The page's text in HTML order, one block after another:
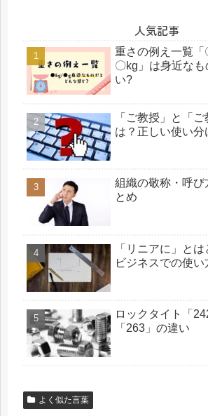
人気記事
重さの例え一覧「
〇kg」は身近な
い?
「ご教授」と「
は？正しい使い分
組織の敬称・呼び
とめ
「リニアに」と
ビジネスでの使い
ロックタイト「
「263」の違い
よく似た言葉